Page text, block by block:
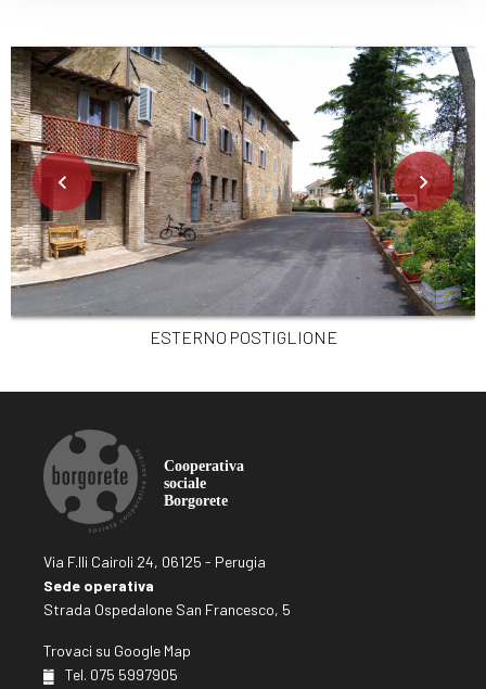
ESTERNO POSTIGLIONE
Via F.lli Cairoli 24, 06125 - Perugia
Sede operativa
Strada Ospedalone San Francesco, 5
Trovaci su Google Map
Tel. 075 5997905